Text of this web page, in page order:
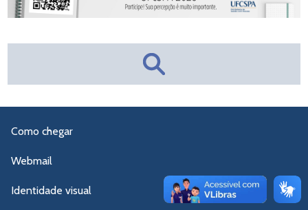
Como chegar
Webmail
Identidade visual